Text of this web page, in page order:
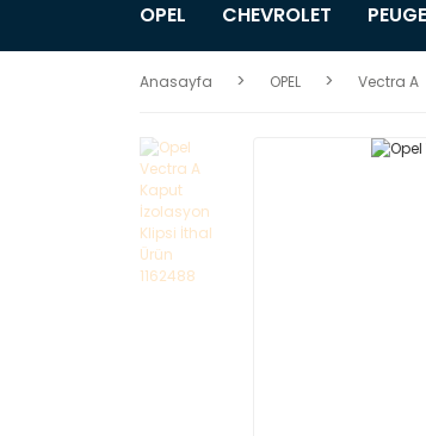
OPEL CHEVROLET
Anasayfa OPEL Vectra A